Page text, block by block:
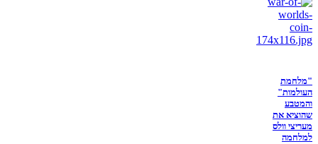
"מלחמת
העולמות"
והמטבע
שהוציא את
מעריצי וולס
למלחמה